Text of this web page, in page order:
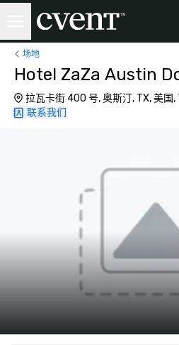
场地
Hotel ZaZa Austin
拉瓦卡街 400 号, 奥斯汀, TX, 美国,
联系我们